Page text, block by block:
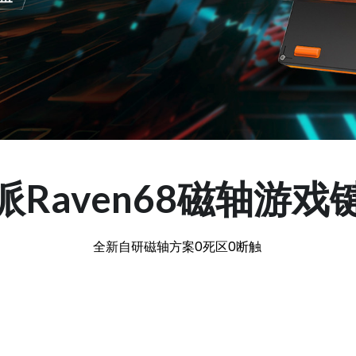
Raven68磁轴游戏
全新自研磁轴方案0死区0断触